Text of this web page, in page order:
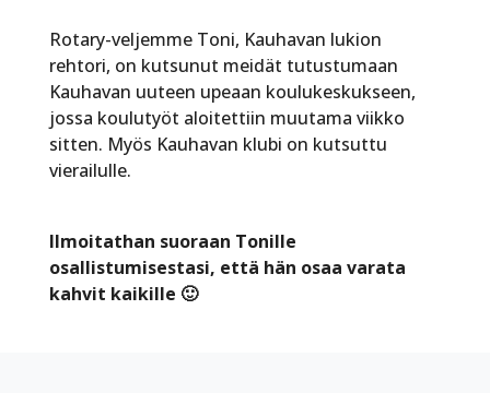
Rotary-veljemme Toni, Kauhavan lukion
rehtori, on kutsunut meidät tutustumaan
Kauhavan uuteen upeaan koulukeskukseen,
jossa koulutyöt aloitettiin muutama viikko
sitten. Myös Kauhavan klubi on kutsuttu
vierailulle.
Ilmoitathan suoraan Tonille
osallistumisestasi, että hän osaa varata
kahvit kaikille 🙂